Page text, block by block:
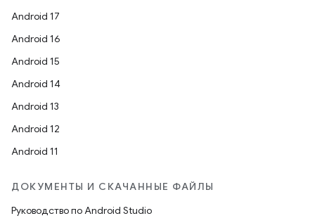
Android 17
Android 16
Android 15
Android 14
Android 13
Android 12
Android 11
ДОКУМЕНТЫ И СКАЧАННЫЕ ФАЙЛЫ
Руководство по Android Studio